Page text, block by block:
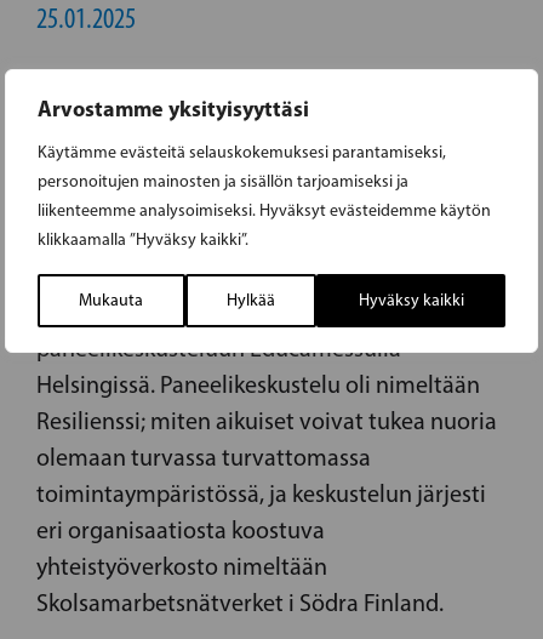
Arvostamme yksityisyyttäsi
Käytämme evästeitä selauskokemuksesi parantamiseksi,
personoitujen mainosten ja sisällön tarjoamiseksi ja
liikenteemme analysoimiseksi. Hyväksyt evästeidemme käytön
klikkaamalla ”Hyväksy kaikki”.
Mukauta Hylkää Hyväksy kaikki
25.01.2025
MEDIAJÄTTIEN TOIMINTA ON
EPÄEETTISTÄ JA VASTUUTONTA
Perjantaina liikunta-, urheilu- ja
nuorisoministeri, RKP:n varapuheenjohtaja,
Sandra Bergqvist osallistui
paneelikeskusteluun Educamessulla
Helsingissä. Paneelikeskustelu oli nimeltään
Resilienssi; miten aikuiset voivat tukea nuoria
olemaan turvassa turvattomassa
toimintaympäristössä, ja keskustelun järjesti
eri organisaatiosta koostuva
yhteistyöverkosto nimeltään
Skolsamarbetsnätverket i Södra Finland.